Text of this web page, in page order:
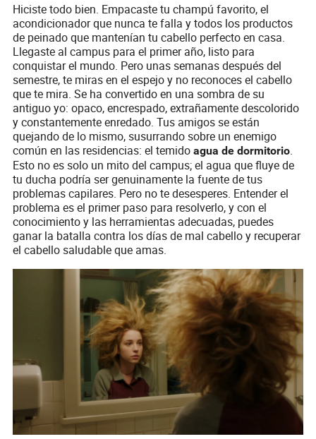
Hiciste todo bien. Empacaste tu champú favorito, el
acondicionador que nunca te falla y todos los productos
de peinado que mantenían tu cabello perfecto en casa.
Llegaste al campus para el primer año, listo para
conquistar el mundo. Pero unas semanas después del
semestre, te miras en el espejo y no reconoces el cabello
que te mira. Se ha convertido en una sombra de su
antiguo yo: opaco, encrespado, extrañamente descolorido
y constantemente enredado. Tus amigos se están
quejando de lo mismo, susurrando sobre un enemigo
común en las residencias: el temidoagua de dormitorio.
Esto no es solo un mito del campus; el agua que fluye de
tu ducha podría ser genuinamente la fuente de tus
problemas capilares. Pero no te desesperes. Entender el
problema es el primer paso para resolverlo, y con el
conocimiento y las herramientas adecuadas, puedes
ganar la batalla contra los días de mal cabello y recuperar
el cabello saludable que amas.